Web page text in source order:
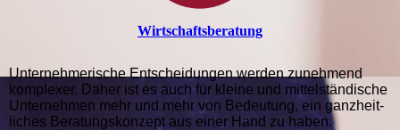
Wirtschafts­beratung
Unternehmerische Entscheidungen werden zunehmend
komplexer. Daher ist es auch für kleine und mittelstän­dische
Unternehmen mehr und mehr von Bedeutung, ein ganz­heit­
liches Beratungs­kon­zept aus einer Hand zu haben.